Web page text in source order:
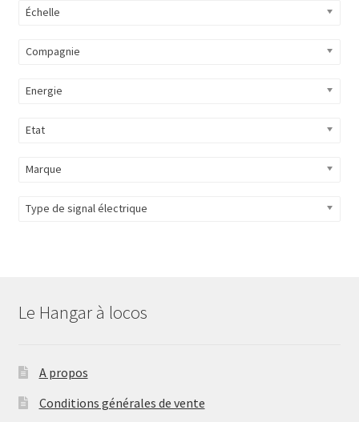
Échelle
Compagnie
Energie
Etat
Marque
Type de signal électrique
Le Hangar à locos
A propos
Conditions générales de vente